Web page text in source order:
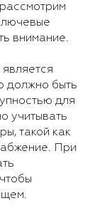
внимание.
должно быть
для
учитывать
такой как
При